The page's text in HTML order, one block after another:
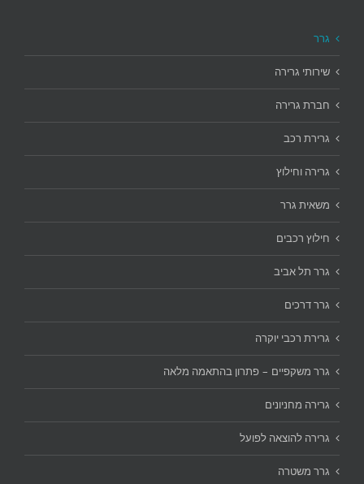
גרר
שירותי גרירה
חברת גרירה
גרירת רכב
גרירה וחילוץ
משאית גרר
חילוץ רכבים
גרר תל אביב
גרר דרכים
גרירת רכבי יוקרה
גרר משקפיים – פתרון בהתאמה מלאה
גרירה מחניונים
גרירה להוצאה לפועל
גרר משטרה